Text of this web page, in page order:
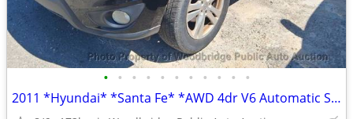
• • • • • • • • • • •
2011 *Hyundai* *Santa Fe* *AWD 4dr V6 Automatic SE*